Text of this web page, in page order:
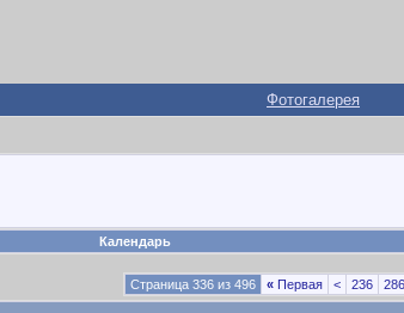
Фотогалерея
Календарь
Страница 336 из 496 « Первая < 236 286